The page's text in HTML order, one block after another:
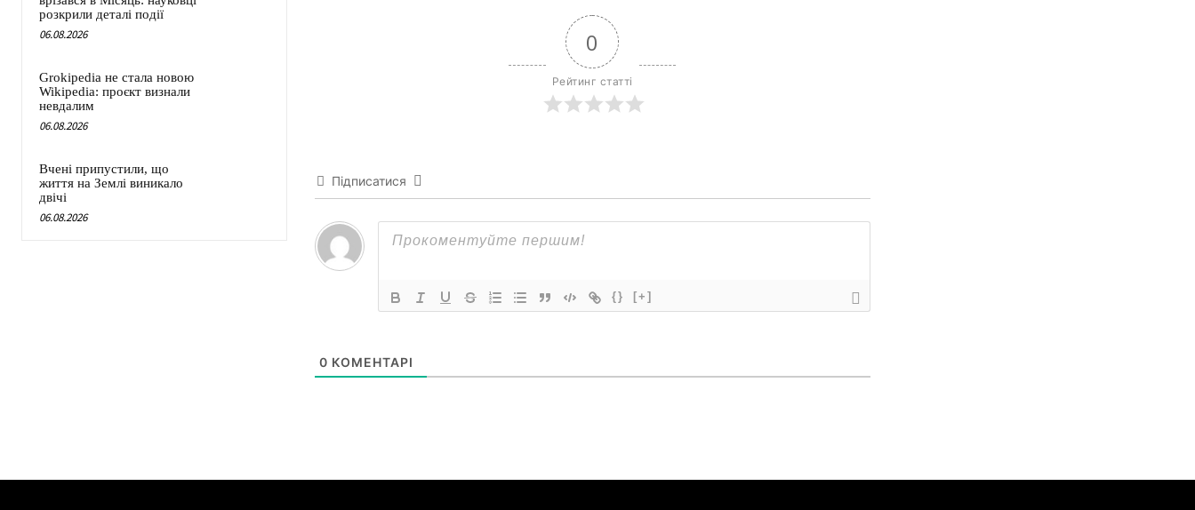
розкрили деталі події
06.08.2026
Grokipedia не стала новою
Wikipedia: проєкт визнали
невдалим
06.08.2026
Вчені припустили, що
життя на Землі виникало
двічі
06.08.2026
0
Рейтинг статті
Підписатися
{} [+]
0 КОМЕНТАРІ